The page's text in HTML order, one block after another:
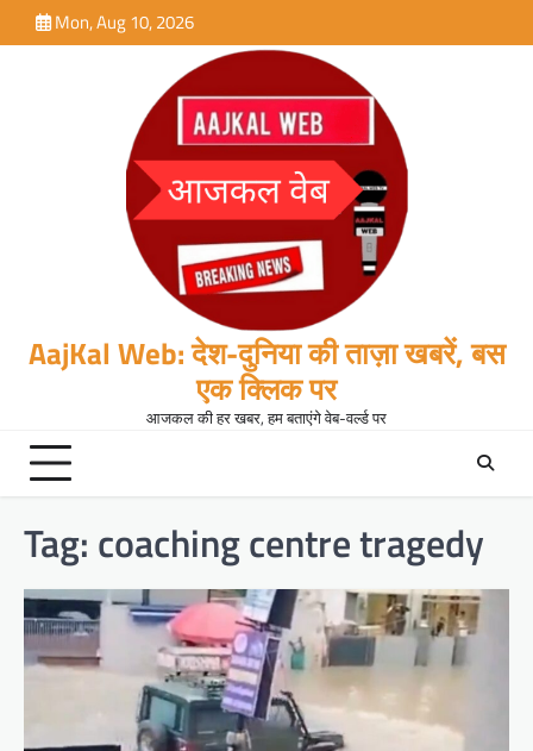
to
Mon, Aug 10, 2026
AajKal Web: देश-दुनिया की ताज़ा खबरें, बस
एक क्लिक पर
आजकल की हर खबर, हम बताएंगे वेब-वर्ल्ड पर
Tag: coaching centre tragedy